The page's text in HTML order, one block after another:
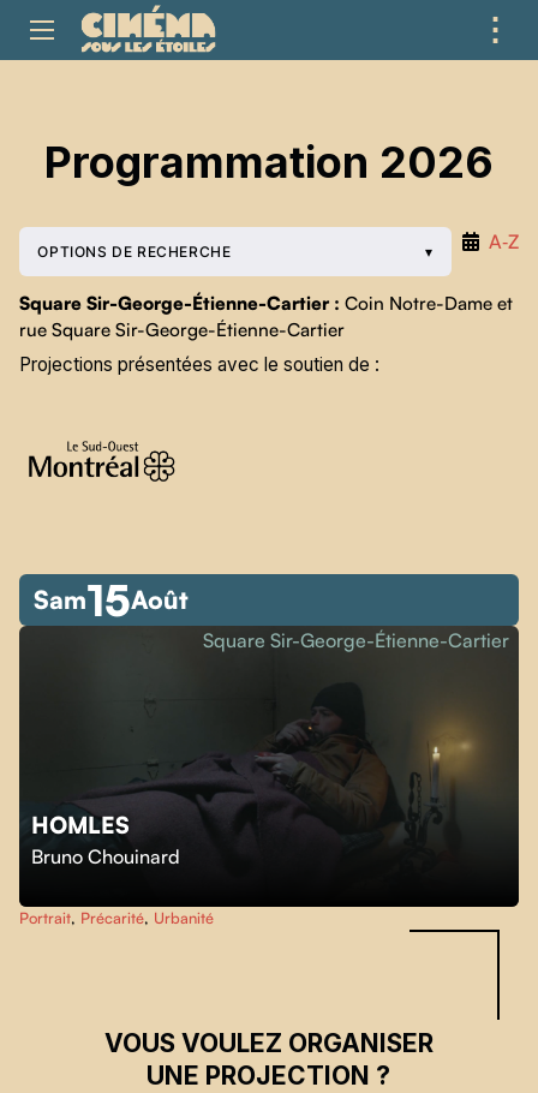
⋮
Programmation 2026
A‑Z
OPTIONS DE RECHERCHE
Square Sir-George-Étienne-Cartier : Coin Notre-Dame et
rue Square Sir-George-Étienne-Cartier
Projections présentées avec le soutien de :
Sam15Août
HOMLES
Bruno Chouinard
Square Sir-George-Étienne-Cartier
Portrait, Précarité, Urbanité
Skip back to main navigation
VOUS VOULEZ ORGANISER
UNE PROJECTION ?